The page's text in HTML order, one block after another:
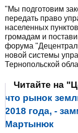
"Мы подготовим
передать право
населенных
громадам и
форума
новой системы
Тернопольской
Читайте на
что рынок
2018 года, -
Мартынюк